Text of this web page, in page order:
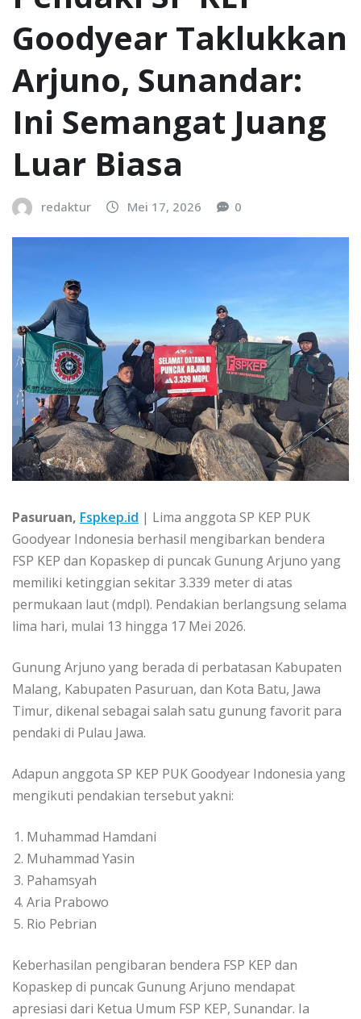
Goodyear Taklukkan
Arjuno, Sunandar:
Ini Semangat Juang
Luar Biasa
redaktur Mei 17, 2026 0
Pasuruan, Fspkep.id | Lima anggota SP KEP PUK
Goodyear Indonesia berhasil mengibarkan bendera
FSP KEP dan Kopaskep di puncak Gunung Arjuno yang
memiliki ketinggian sekitar 3.339 meter di atas
permukaan laut (mdpl). Pendakian berlangsung selama
lima hari, mulai 13 hingga 17 Mei 2026.
Gunung Arjuno yang berada di perbatasan Kabupaten
Malang, Kabupaten Pasuruan, dan Kota Batu, Jawa
Timur, dikenal sebagai salah satu gunung favorit para
pendaki di Pulau Jawa.
Adapun anggota SP KEP PUK Goodyear Indonesia yang
mengikuti pendakian tersebut yakni:
Muhammad Hamdani
Muhammad Yasin
Pahamsyah
Aria Prabowo
Rio Pebrian
Keberhasilan pengibaran bendera FSP KEP dan
Kopaskep di puncak Gunung Arjuno mendapat
apresiasi dari Ketua Umum FSP KEP, Sunandar. Ia